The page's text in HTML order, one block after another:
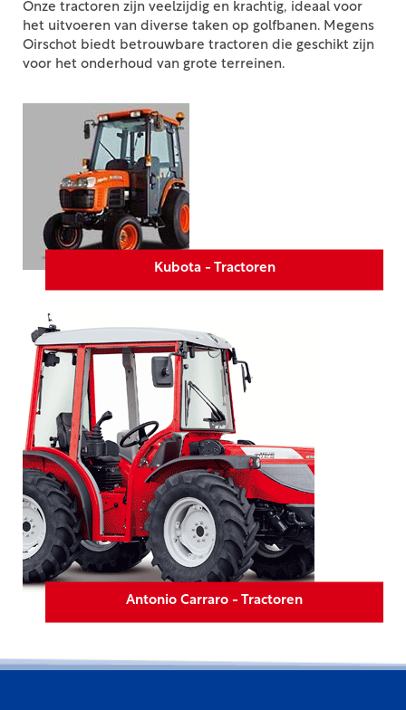
Onze tractoren zijn veelzijdig en krachtig, ideaal voor
het uitvoeren van diverse taken op golfbanen. Megens
Oirschot biedt betrouwbare tractoren die geschikt zijn
voor het onderhoud van grote terreinen.
Kubota - Tractoren
Antonio Carraro - Tractoren